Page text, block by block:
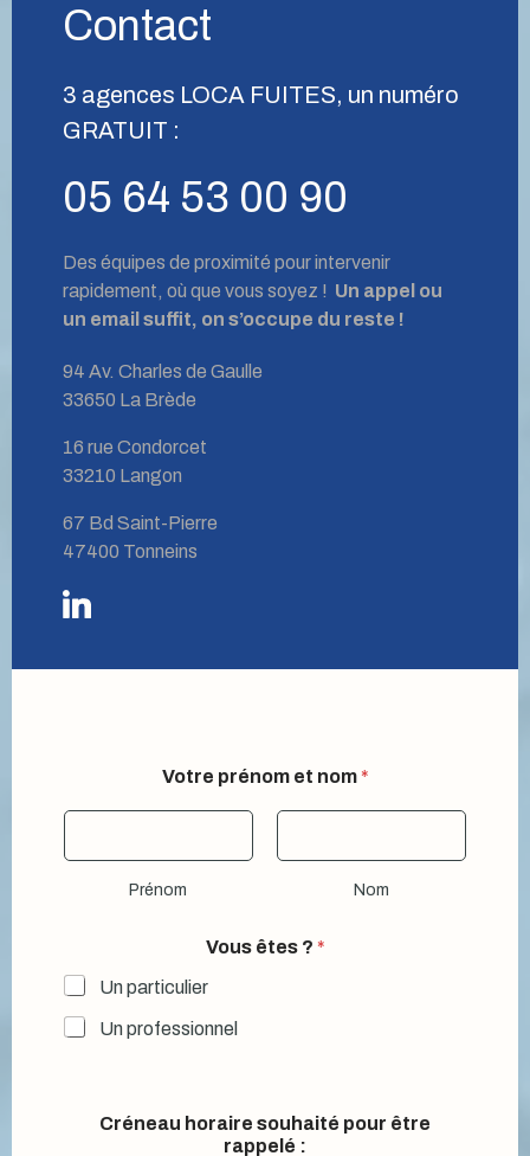
Contact
3 agences LOCA FUITES, un numéro
GRATUIT :
05 64 53 00 90
Des équipes de proximité pour intervenir
rapidement, où que vous soyez ! Un appel ou
un email suffit, on s’occupe du reste !
94 Av. Charles de Gaulle
33650 La Brède
16 rue Condorcet
33210 Langon
67 Bd Saint-Pierre
47400 Tonneins
Votre prénom et nom *
Prénom Nom
Vous êtes ? *
Un particulier
Un professionnel
é
l
Créneau horaire souhaité pour être
rappelé :